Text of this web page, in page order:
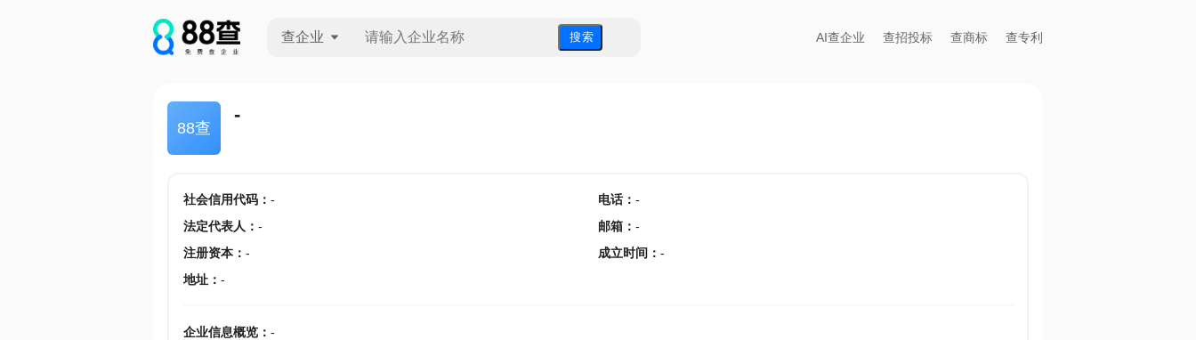
查企业 搜 索 AI查企业 查招投标 查商标 查专利
88查
-
社会信用代码： - 电话： -
法定代表人 ： - 邮箱 ： -
注册资本： - 成立时间 ： -
地址： -
企业信息概览： -